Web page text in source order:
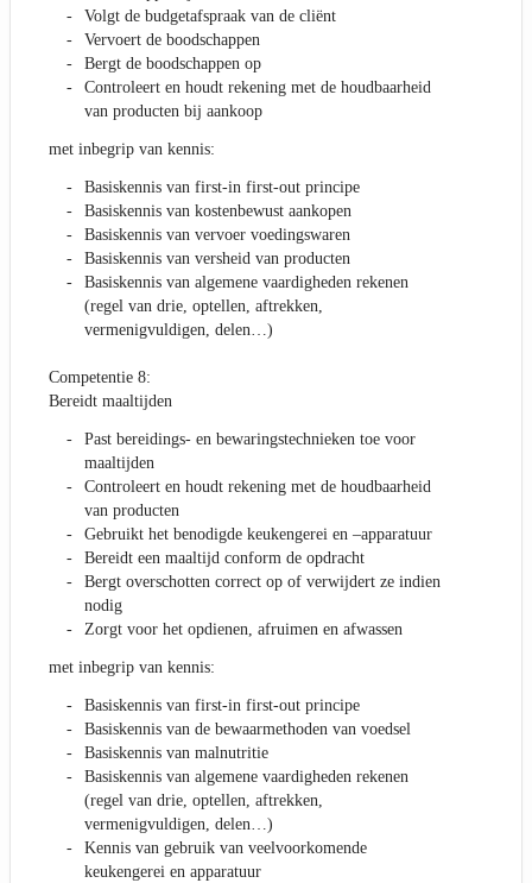
Volgt de budgetafspraak van de cliënt
Vervoert de boodschappen
Bergt de boodschappen op
Controleert en houdt rekening met de houdbaarheid
van producten bij aankoop
met inbegrip van kennis:
Basiskennis van first-in first-out principe
Basiskennis van kostenbewust aankopen
Basiskennis van vervoer voedingswaren
Basiskennis van versheid van producten
Basiskennis van algemene vaardigheden rekenen
(regel van drie, optellen, aftrekken,
vermenigvuldigen, delen…)
Competentie 8:
Bereidt maaltijden
Past bereidings- en bewaringstechnieken toe voor
maaltijden
Controleert en houdt rekening met de houdbaarheid
van producten
Gebruikt het benodigde keukengerei en –apparatuur
Bereidt een maaltijd conform de opdracht
Bergt overschotten correct op of verwijdert ze indien
nodig
Zorgt voor het opdienen, afruimen en afwassen
met inbegrip van kennis:
Basiskennis van first-in first-out principe
Basiskennis van de bewaarmethoden van voedsel
Basiskennis van malnutritie
Basiskennis van algemene vaardigheden rekenen
(regel van drie, optellen, aftrekken,
vermenigvuldigen, delen…)
Kennis van gebruik van veelvoorkomende
keukengerei en apparatuur